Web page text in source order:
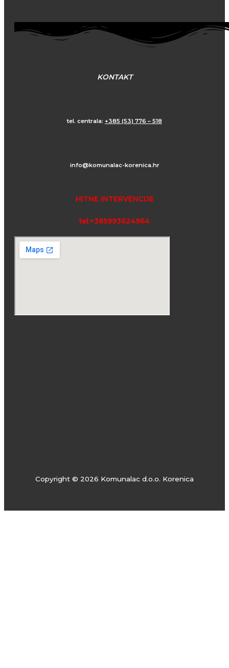
KONTAKT
tel. centrala: +385 (53) 776 – 518
info@komunalac-korenica.hr
HITNE INTERVENCIJE
tel:+385993624964
Copyright © 2026 Komunalac d.o.o. Korenica